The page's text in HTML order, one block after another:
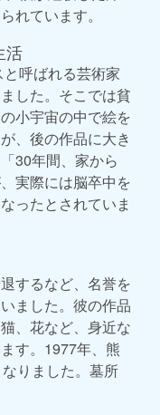
れています。
活
呼ばれる芸術家
した。そこでは貧
小宇宙の中で絵を
、後の作品に大き
30年間、家から
実際には脳卒中を
ったとされていま
するなど、名誉を
ました。彼の作品
、花など、身近な
す。1977年、熊
りました。墓所